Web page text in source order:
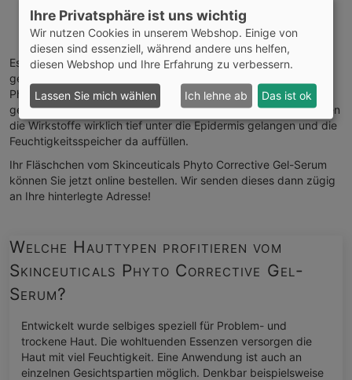
Hals
Dekolleté
andere trockene Körperstellen
Es zieht innerhalb weniger Minuten ein und hinterlässt eine
geschmeidige Hautoberfläche. Tragen Sie das Skinceuticals
Phyto Corrective Gel-Serum immer nur auf das gründlich
gereinigte Gesicht (oder andere Hautpartien) auf. Nur so können
die Wirkstoffe wirklich tief unter die Epidermis gelangen und die
Feuchtigkeitsspeicher da auffüllen.
Ihr Fläschchen vom Skinceuticals Phyto Corrective Gel-Serum
können Sie jetzt online bestellen. Wir senden dieses dann zügig
an Ihre hinterlegte Adresse!
Welche Hauttypen profitieren vom
Skinceuticals Phyto Corrective Gel-
Serum?
Entwickelt wurde selbiges speziell für Problem- und
trockene Haut. Die wohltuenden Essenzen versorgen die
Haut mit viel Feuchtigkeit. Eine Anwendung ist auch an
einzelnen Gesichtspartien möglich. Denkbar beispielsweise
Ihre Privatsphäre ist uns wichtig
Wir nutzen Cookies in unserem Webshop. Einige von
diesen sind essenziell, während andere uns helfen,
diesen Webshop und Ihre Erfahrung zu verbessern.
Lassen Sie mich wählen Ich lehne ab Das ist ok